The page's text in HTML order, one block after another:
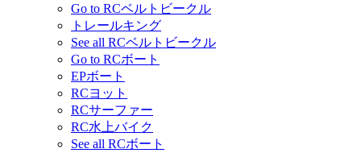
Go to RCベルトビークル
トレールキング
See all RCベルトビークル
Go to RCボート
EPボート
RCヨット
RCサーファー
RC水上バイク
See all RCボート